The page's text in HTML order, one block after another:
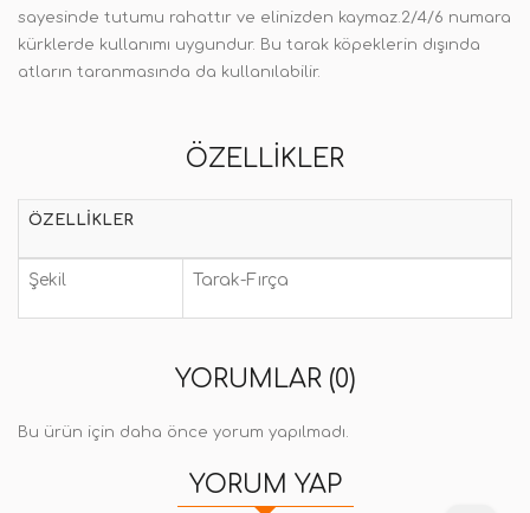
sayesinde tutumu rahattır ve elinizden kaymaz.2/4/6 numara
kürklerde kullanımı uygundur. Bu tarak köpeklerin dışında
atların taranmasında da kullanılabilir.
ÖZELLIKLER
ÖZELLIKLER
Şekil Tarak-Fırça
YORUMLAR (0)
Bu ürün için daha önce yorum yapılmadı.
YORUM YAP